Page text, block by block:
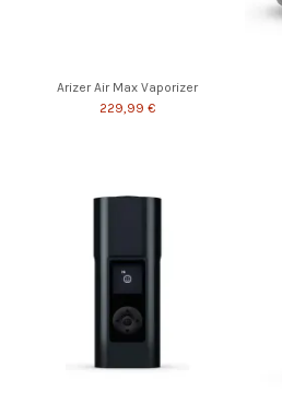
Arizer Air Max Vaporizer
229,99 €